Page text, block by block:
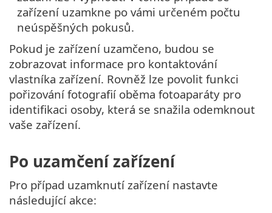
zařízení uzamkne po vámi určeném počtu
neúspěšných pokusů.
Pokud je zařízení uzamčeno, budou se
zobrazovat informace pro kontaktování
vlastníka zařízení. Rovněž lze povolit funkci
pořizování fotografií oběma fotoaparáty pro
identifikaci osoby, která se snažila odemknout
vaše zařízení.
Po uzamčení zařízení
Pro případ uzamknutí zařízení nastavte
následující akce: